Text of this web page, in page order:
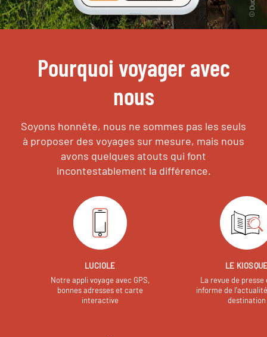
Pourquoi voyager avec
nous
Soyons honnête, nous ne sommes pas les seuls
à proposer des voyages sur mesure, mais nous
avons quelques atouts qui font
incontestablement la différence.
LUCIOLE
Notre appli voyage avec GPS,
bonnes adresses et carte
interactive
LE
La revue de presse
informe de
destination